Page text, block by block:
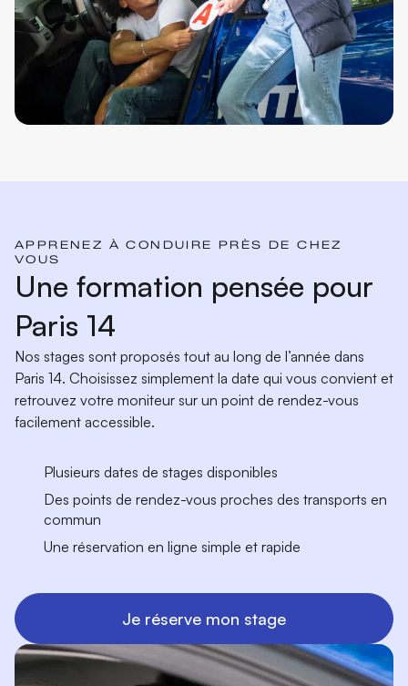
APPRENEZ À CONDUIRE PRÈS DE CHEZ
VOUS
Une formation pensée pour
Paris 14
Nos stages sont proposés tout au long de l’année dans
Paris 14. Choisissez simplement la date qui vous convient et
retrouvez votre moniteur sur un point de rendez-vous
facilement accessible.
Plusieurs dates de stages disponibles
Des points de rendez-vous proches des transports en
commun
Une réservation en ligne simple et rapide
Je réserve mon stage